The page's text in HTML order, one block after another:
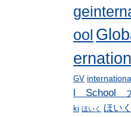
ool
GV
l School
ki ほいく ほい